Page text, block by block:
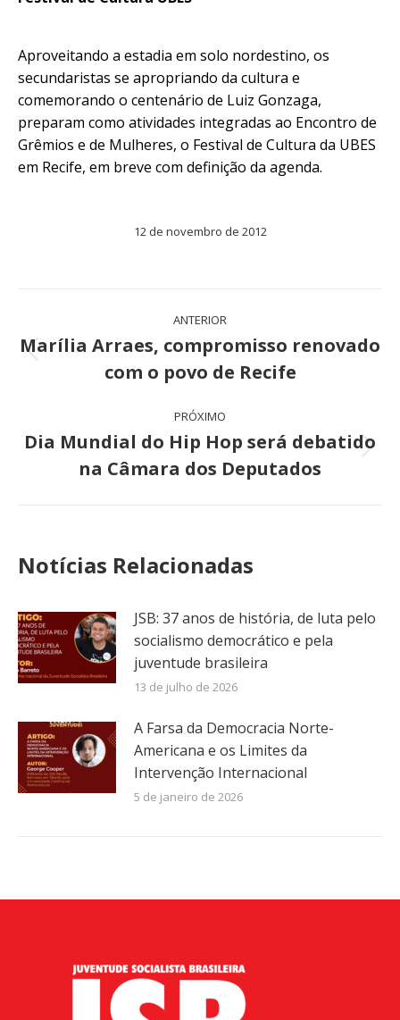
Aproveitando a estadia em solo nordestino, os
secundaristas se apropriando da cultura e
comemorando o centenário de Luiz Gonzaga,
preparam como atividades integradas ao Encontro de
Grêmios e de Mulheres, o Festival de Cultura da UBES
em Recife, em breve com definição da agenda.
12 de novembro de 2012
Navegação
de
ANTERIOR
Post
anterior:
Marília Arraes, compromisso renovado
com o povo de Recife
PRÓXIMO
Próximo
post:
Dia Mundial do Hip Hop será debatido
na Câmara dos Deputados
Notícias Relacionadas
JSB: 37 anos de história, de luta pelo
socialismo democrático e pela
juventude brasileira
13 de julho de 2026
A Farsa da Democracia Norte-
Americana e os Limites da
Intervenção Internacional
5 de janeiro de 2026